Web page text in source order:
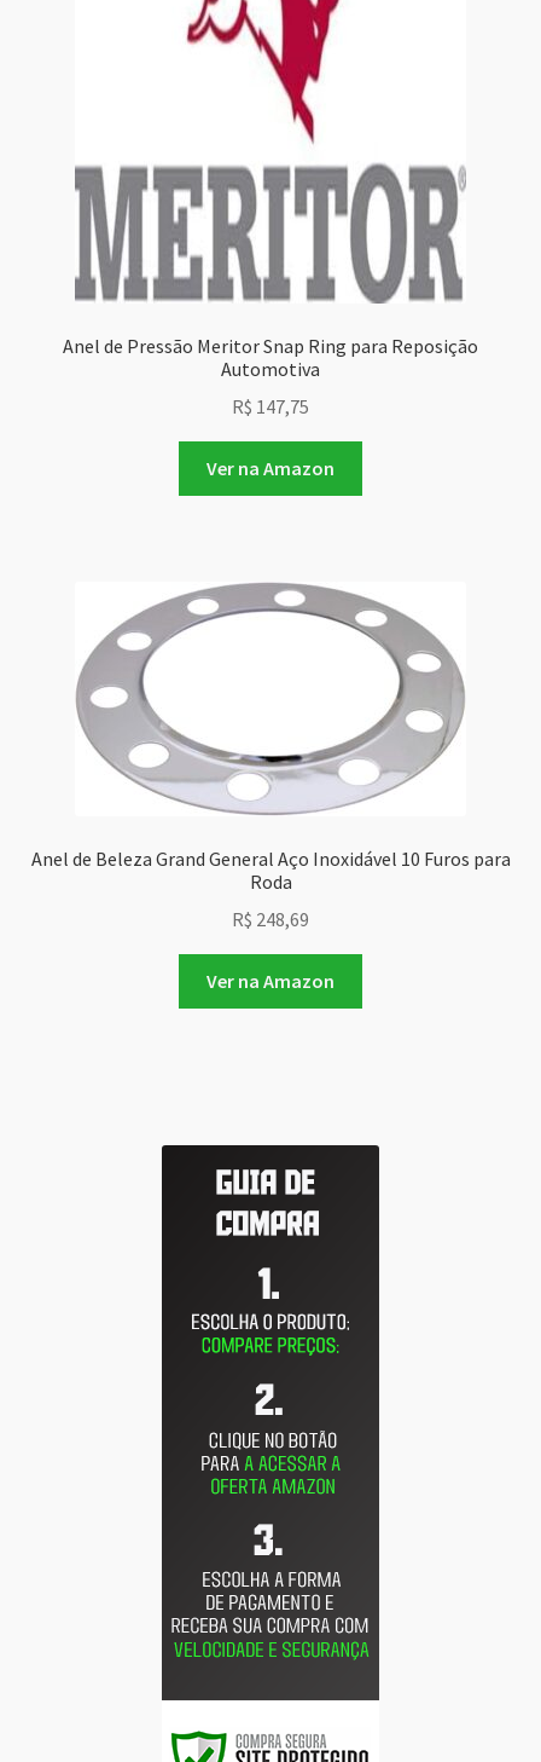
Anel de Pressão Meritor Snap Ring para Reposição
Automotiva
R$ 147,75
Ver na Amazon
Anel de Beleza Grand General Aço Inoxidável 10 Furos para
Roda
R$ 248,69
Ver na Amazon